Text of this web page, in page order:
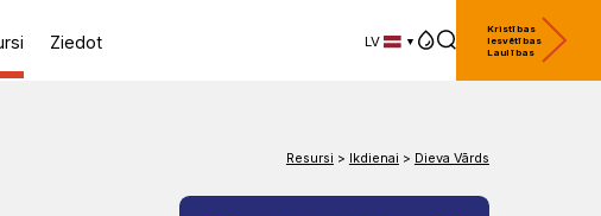
Ziedot
LV
Kristības
Iesvētības
Laulības
Resursi > Ikdienai > Dieva Vārds